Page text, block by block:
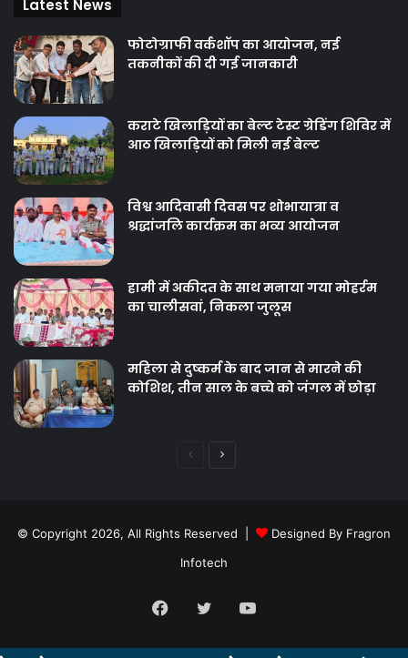
Latest News
फोटोग्राफी वर्कशॉप का आयोजन, नई
तकनीकों की दी गई जानकारी
कराटे खिलाड़ियों का बेल्ट टेस्ट ग्रेडिंग शिविर में
आठ खिलाड़ियों को मिली नई बेल्ट
विश्व आदिवासी दिवस पर शोभायात्रा व
श्रद्धांजलि कार्यक्रम का भव्य आयोजन
हामी में अकीदत के साथ मनाया गया मोहर्रम
का चालीसवां, निकला जुलूस
महिला से दुष्कर्म के बाद जान से मारने की
कोशिश, तीन साल के बच्चे को जंगल में छोड़ा
PreviousNext
© Copyright 2026, All Rights Reserved |
Designed By Fragron
Infotech
Facebook
TwitterYouTube